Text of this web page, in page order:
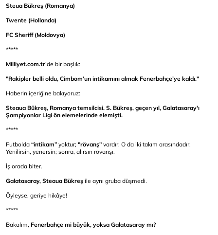
Steua Bükreş (Romanya)
Twente (Hollanda)
FC Sheriff (Moldovya)
*****
Milliyet.com.tr’de bir başlık:
"Rakipler belli oldu, Cimbom’un intikamını almak Fenerbahçe’ye kaldı."
Haberin içeriğine bakıyoruz:
Steaua Bükreş, Romanya temsilcisi. S. Bükreş, geçen yıl, Galatasaray'ı
Şampiyonlar Ligi ön elemelerinde elemişti.
*****
Futbolda “intikam” yoktur; "rövanş" vardır. O da iki takım arasındadır.
Yenilirsin, yenersin; sonra, alırsın rövanşı.
İş orada biter.
Galatasaray, Steaua Bükreş ile aynı gruba düşmedi.
Öyleyse, geriye hikâye!
*****
Bakalım, Fenerbahçe mi büyük, yoksa Galatasaray mı?